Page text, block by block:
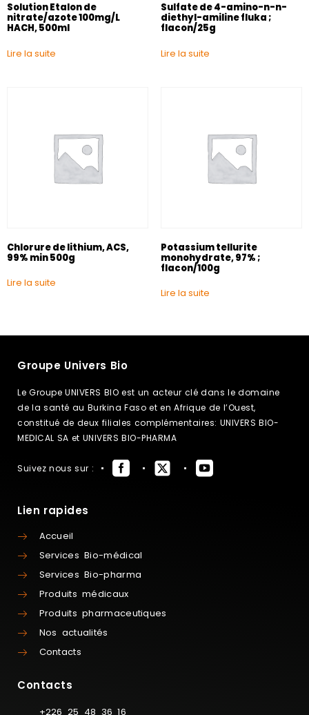
Solution Etalon de
nitrate/azote 100mg/L
HACH, 500ml
Lire la suite
Sulfate de 4-amino-n-n-
diethyl-amiline fluka ;
flacon/25g
Lire la suite
Chlorure de lithium, ACS,
99% min 500g
Lire la suite
Potassium tellurite
monohydrate, 97% ;
flacon/100g
Lire la suite
Groupe Univers Bio
Le Groupe UNIVERS BIO est un acteur clé dans le domaine
de la santé au Burkina Faso et en Afrique de l’Ouest,
constitué de deux filiales complémentaires: UNIVERS BIO-
MEDICAL SA et UNIVERS BIO-PHARMA
Suivez nous sur :
Lien rapides
Accueil
Services Bio-médical
Services Bio-pharma
Produits médicaux
Produits pharmaceutiques
Nos actualités
Contacts
Contacts
+226 25 48 36 16